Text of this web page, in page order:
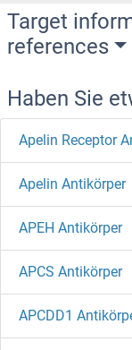
Target
references
Haben Sie
Apelin Receptor
Apelin Antikörper
APEH Antikörper
APCS Antikörper
APCDD1